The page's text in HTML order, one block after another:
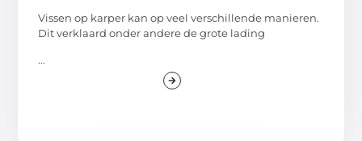
Vissen op karper kan op veel verschillende manieren.
Dit verklaard onder andere de grote lading
...